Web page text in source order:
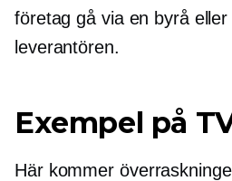
företag gå via en byrå
leverantören.
Exempel på
Här kommer